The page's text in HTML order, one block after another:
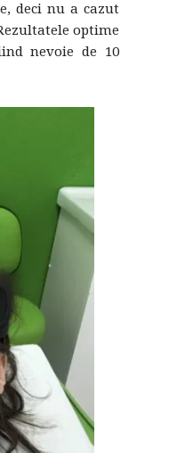
deci nu a cazut
optime
nevoie de 10